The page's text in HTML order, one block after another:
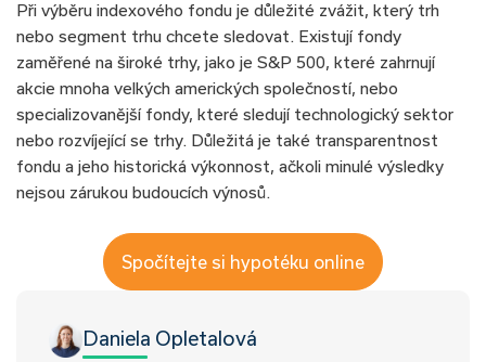
Při výběru indexového fondu je důležité zvážit, který trh
nebo segment trhu chcete sledovat. Existují fondy
zaměřené na široké trhy, jako je S&P 500, které zahrnují
akcie mnoha velkých amerických společností, nebo
specializovanější fondy, které sledují technologický sektor
nebo rozvíjející se trhy. Důležitá je také transparentnost
fondu a jeho historická výkonnost, ačkoli minulé výsledky
nejsou zárukou budoucích výnosů.
Spočítejte si hypotéku online
Daniela Opletalová